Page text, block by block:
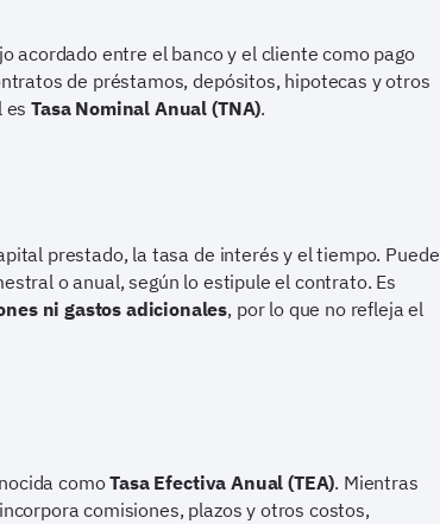
acordado entre el banco y el cliente como pago
de préstamos, depósitos, hipotecas y otros
esTasa Nominal Anual (TNA).
prestado, la tasa de interés y el tiempo. Puede
o anual, según lo estipule el contrato. Es
ni gastos adicionales, por lo que no refleja el
comoTasa Efectiva Anual (TEA). Mientras
comisiones, plazos y otros costos,